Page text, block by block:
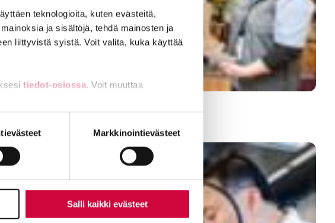
teknologioita, kuten evästeitä,
ja sisältöjä, tehdä mainosten ja
liittyvistä syistä. Voit valita, kuka käyttää
tiedot-osiossa. Voit muuttaa
käytetään tilastointi- tai
Markkinointievästeet
Salli kaikki evästeet